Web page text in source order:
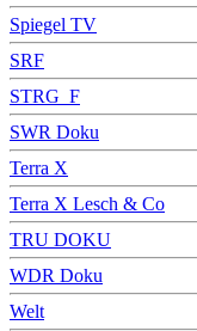
Spiegel TV
SRF
STRG_F
SWR Doku
Terra X
Terra X Lesch & Co
TRU DOKU
WDR Doku
Welt